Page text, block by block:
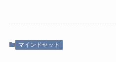
マインドセット